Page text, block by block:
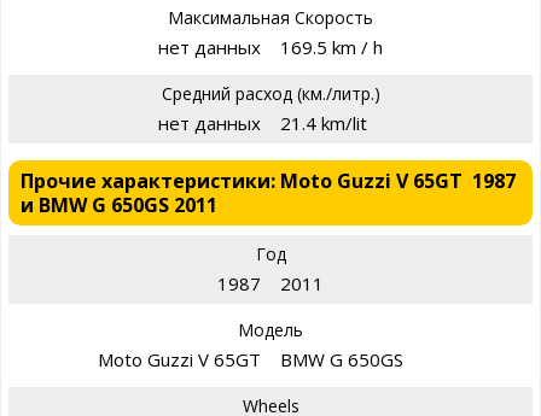
Максимальная Скорость
нет данных 169.5 km / h
Средний расход (км./литр.)
нет данных 21.4 km/lit
Прочие характеристики: Moto Guzzi V 65GT 1987
и BMW G 650GS 2011
Год
1987 2011
Модель
Moto Guzzi V 65GT BMW G 650GS
Wheels